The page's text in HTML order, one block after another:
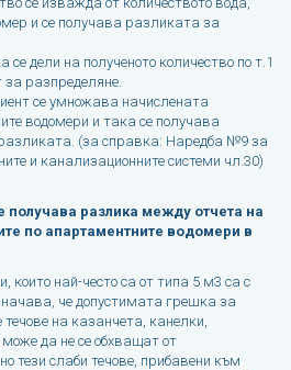
и се получава разликата за
дели на полученото количество по т.1
за разпределяне.
се умножава начислената
водомери и така се получава
(за справка: Наредба №9 за
и канализационните системи чл.30)
получава разлика между отчета на
по апартаментните водомери в
които най-често са от типа 5 м3 са с
че допустимата грешка за
течове на казанчета, канелки,
да не се обхващат от
тези слаби течове, прибавени към